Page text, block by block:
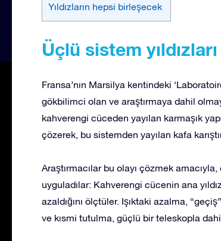
Yıldızların hepsi birleşecek
Üçlü sistem yıldızları
Fransa’nın Marsilya kentindeki
gökbilimci olan ve araştırmaya dahil
kahverengi cüceden yayılan karmaşık
çözerek, bu sistemden yayılan kafa
Araştırmacılar bu olayı çözmek
uyguladılar: Kahverengi cücenin ana
azaldığını ölçtüler. Işıktaki azalma,
ve kısmi tutulma, güçlü bir teleskopla